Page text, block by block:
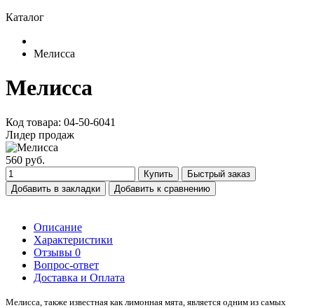
Каталог
Мелисса
Мелисса
Код товара: 04-50-6041
Лидер продаж
560 руб.
Купить
Быстрый заказ
Добавить в закладки
Добавить к сравнению
Описание
Характеристики
Отзывы 0
Вопрос-ответ
Доставка и Оплата
Мелисса, также известная как лимонная мята, является одним из самых